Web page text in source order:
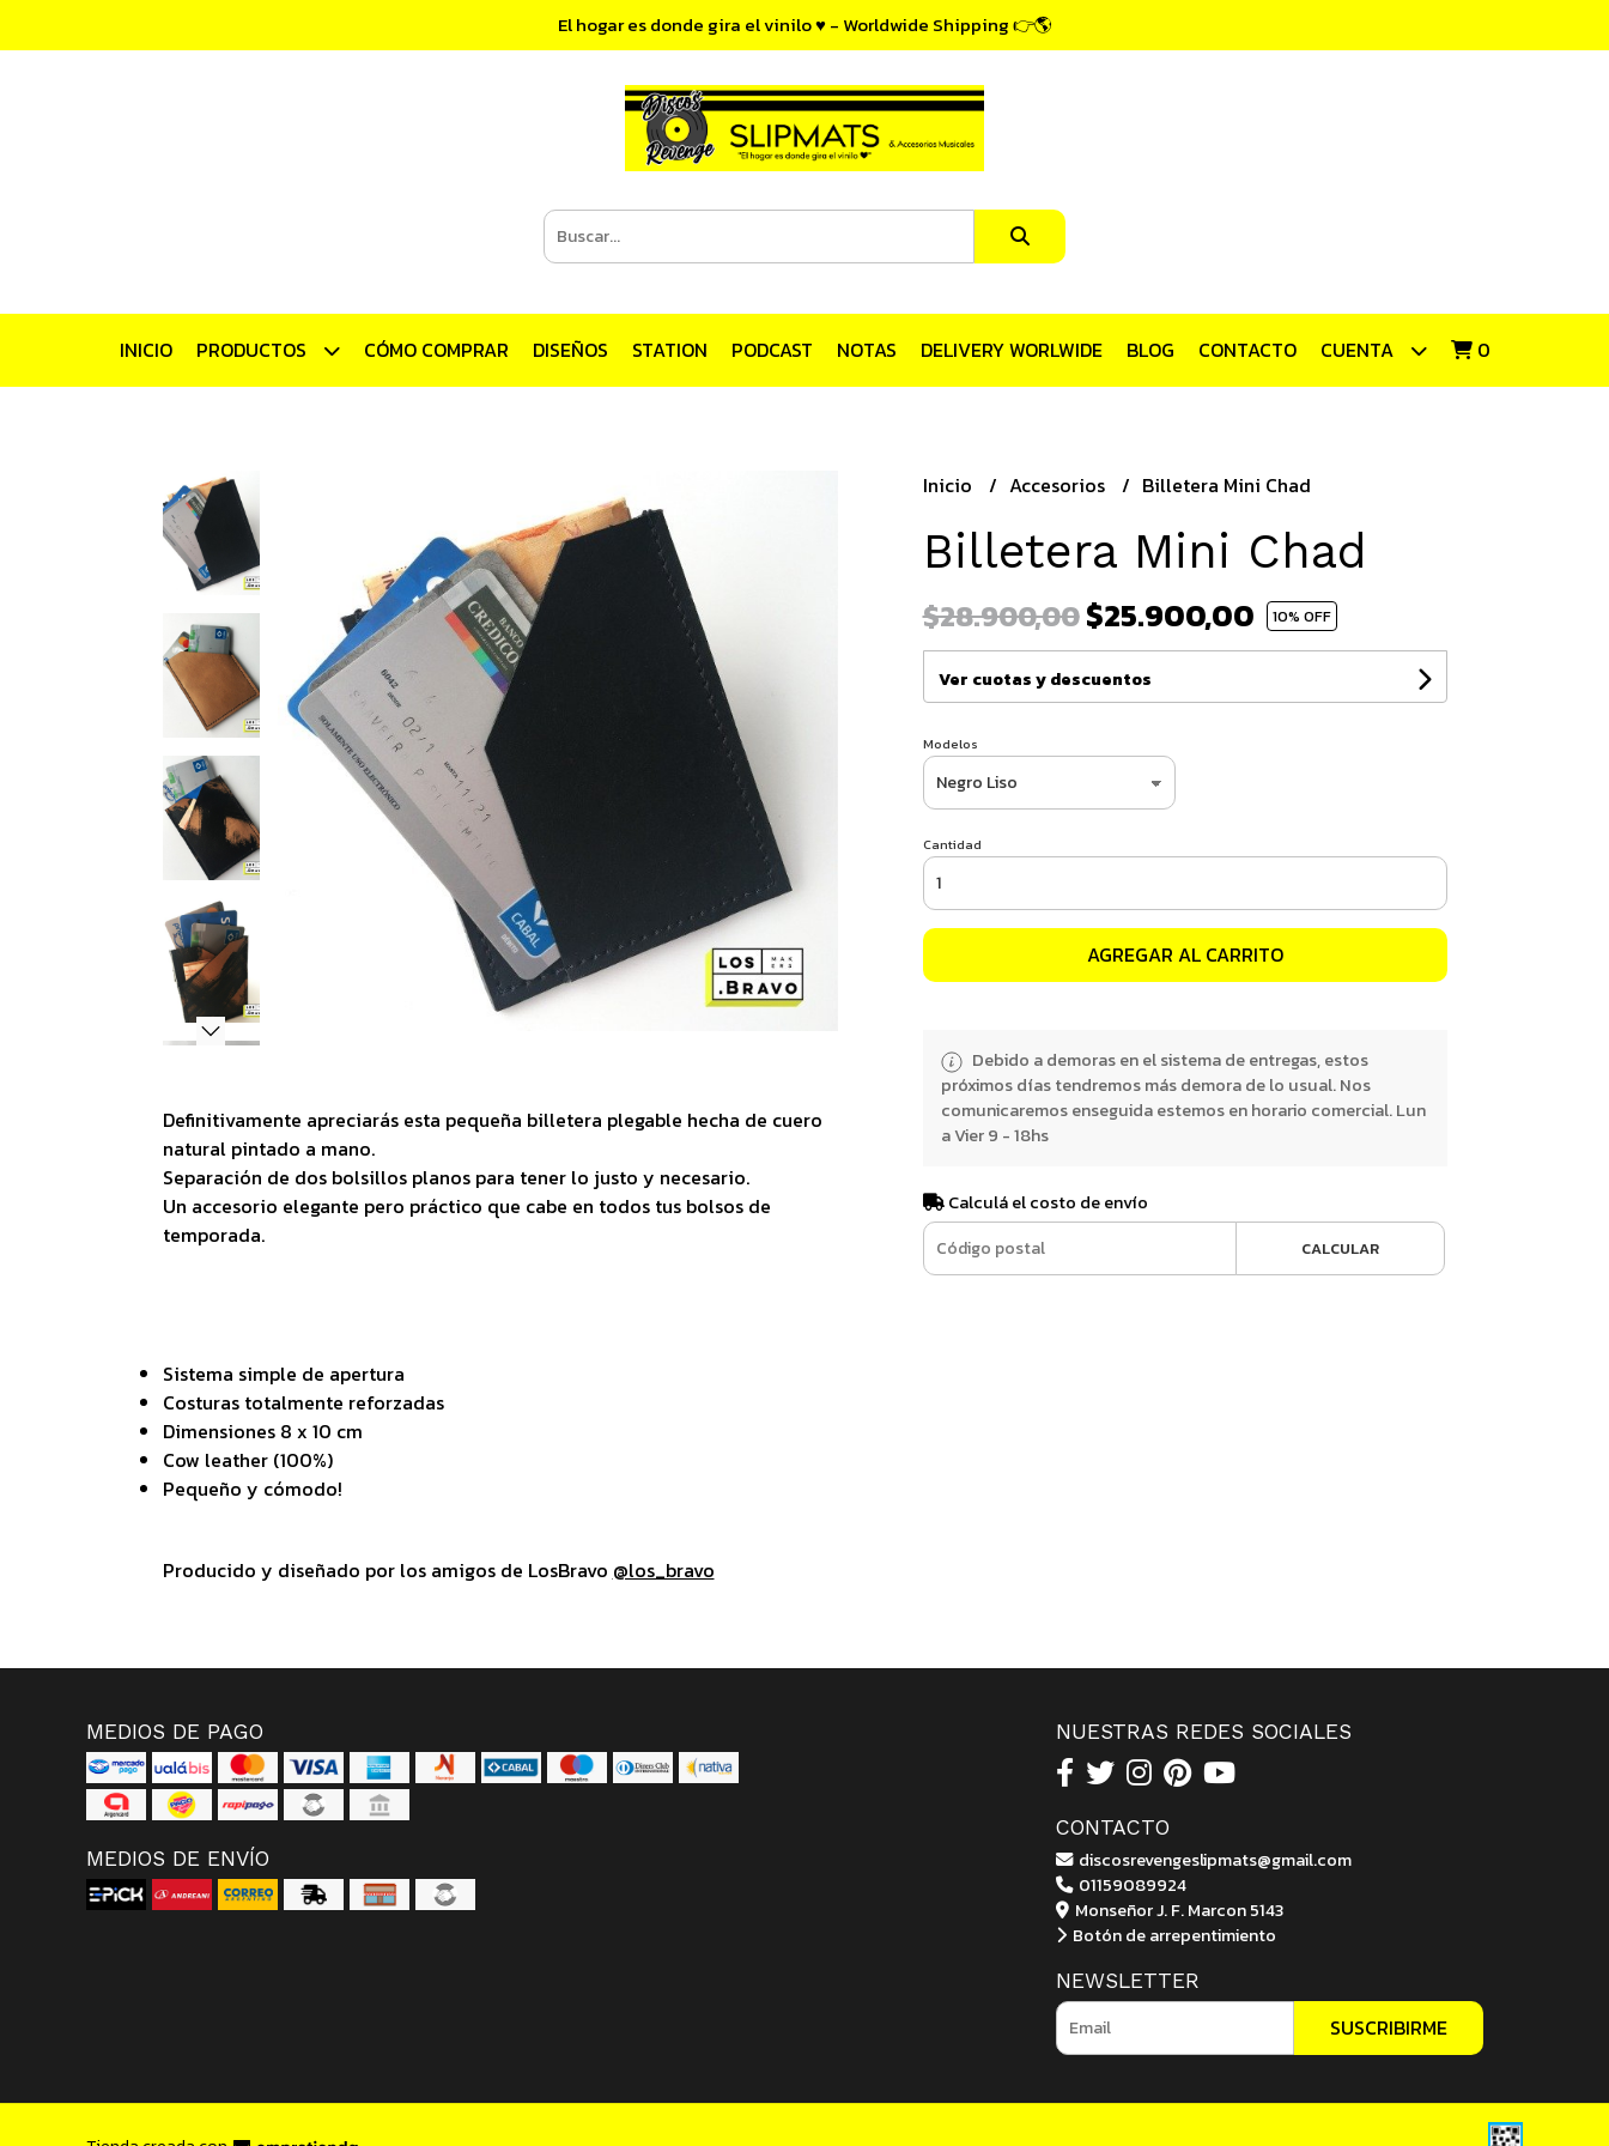
El hogar es donde gira el vinilo ♥ - Worldwide Shipping 👉🌎
INICIO PRODUCTOS CÓMO COMPRAR DISEÑOS STATION PODCAST NOTAS DELIVERY WORLWIDE BLOG CONTACTO CUENTA 0
Definitivamente apreciarás esta pequeña billetera plegable hecha de cuero
natural pintado a mano.
Separación de dos bolsillos planos para tener lo justo y necesario.
Un accesorio elegante pero práctico que cabe en todos tus bolsos de
temporada.
Sistema simple de apertura
Costuras totalmente reforzadas
Dimensiones 8 x 10 cm
Cow leather (100%)
Pequeño y cómodo!
Producido y diseñado por los amigos de LosBravo @los_bravo
Inicio Accesorios Billetera Mini Chad
Billetera Mini Chad
$28.900,00$25.900,00 10% OFF
Ver cuotas y descuentos
Modelos
Cantidad
AGREGAR AL CARRITO
Debido a demoras en el sistema de entregas, estos
próximos días tendremos más demora de lo usual. Nos
comunicaremos enseguida estemos en horario comercial. Lun
a Vier 9 - 18hs
Calculá el costo de envío
CALCULAR
MEDIOS DE PAGO
MEDIOS DE ENVÍO
NUESTRAS REDES SOCIALES
CONTACTO
discosrevengeslipmats@gmail.com
01159089924
Monseñor J. F. Marcon 5143
Botón de arrepentimiento
NEWSLETTER
SUSCRIBIRME